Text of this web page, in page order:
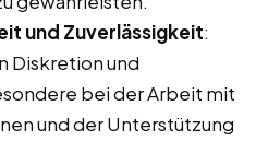
und Zuverlässigkeit:
Diskretion und
bei der Arbeit mit
und der Unterstützung